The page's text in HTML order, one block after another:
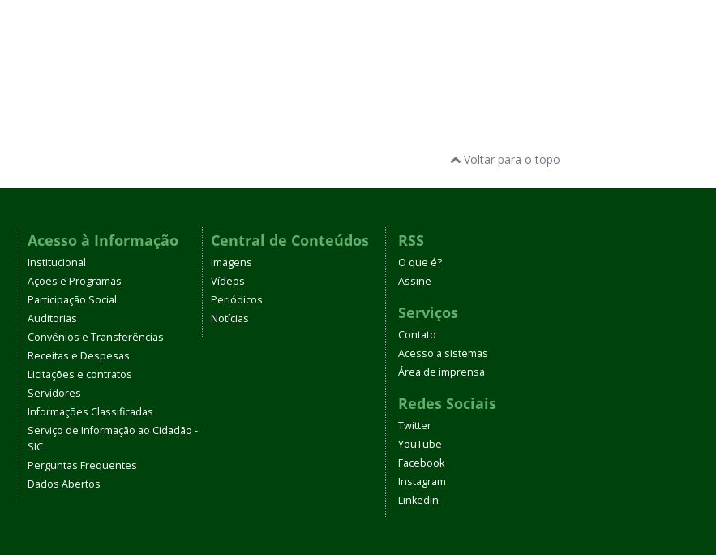
Voltar para o topo
Acesso à Informação
Institucional
Ações e Programas
Participação Social
Auditorias
Convênios e Transferências
Receitas e Despesas
Licitações e contratos
Servidores
Informações Classificadas
Serviço de Informação ao Cidadão -
SIC
Perguntas Frequentes
Dados Abertos
Central de Conteúdos
Imagens
Vídeos
Periódicos
Notícias
RSS
O que é?
Assine
Serviços
Contato
Acesso a sistemas
Área de imprensa
Redes Sociais
Twitter
YouTube
Facebook
Instagram
Linkedin